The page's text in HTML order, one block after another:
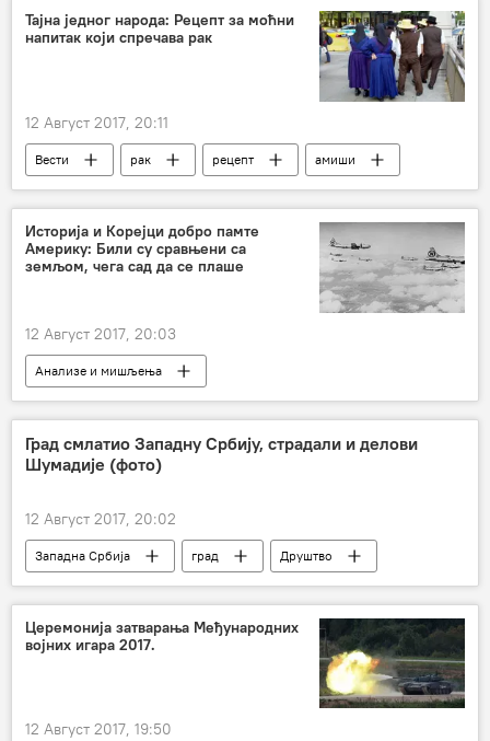
Тајна једног народа: Рецепт за моћни
напитак који спречава рак
12 Август 2017, 20:11
Вести рак рецепт
амиши
Друштво
Историја и Корејци добро памте
Америку: Били су сравњени са
земљом, чега сад да се плаше
12 Август 2017, 20:03
Анализе и мишљења
Коментари и Аналитика
Северна Кореја
Град смлатио Западну Србију, страдали и делови
Шумадије (фото)
12 Август 2017, 20:02
Западна Србија град Друштво
Церемонија затварања Међународних
војних игара 2017.
12 Август 2017, 19:50